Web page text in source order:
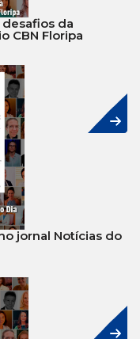
desafios da
CBN Floripa
jornal Notícias do